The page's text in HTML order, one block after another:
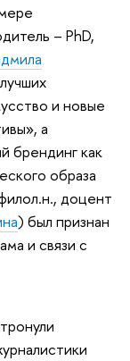
– PhD,
и новые
а
брендинг как
образа
доцент
) был признан
и связи с